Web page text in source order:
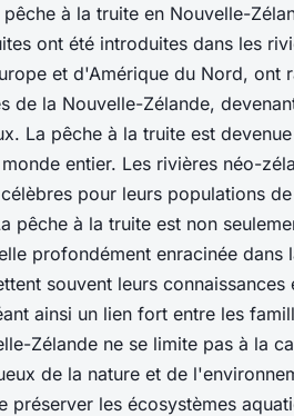
à la truite en Nouvelle-
ont été introduites dans les
et d'Amérique du Nord, ont
de la Nouvelle-Zélande,
La pêche à la truite est
entier. Les rivières néo-
pour leurs populations
pêche à la truite est non
profondément enracinée dans
souvent leurs
ainsi un lien fort entre les
Zélande ne se limite pas à la
de la nature et de
préserver les écosystèmes